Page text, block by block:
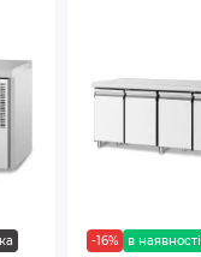
-16% в наявності